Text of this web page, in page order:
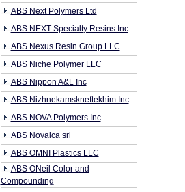
ABS Next Polymers Ltd
ABS NEXT Specialty Resins Inc
ABS Nexus Resin Group LLC
ABS Niche Polymer LLC
ABS Nippon A&L Inc
ABS Nizhnekamskneftekhim Inc
ABS NOVA Polymers Inc
ABS Novalca srl
ABS OMNI Plastics LLC
ABS ONeil Color and
Compounding